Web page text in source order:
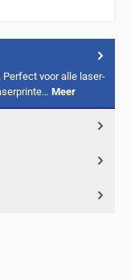
voor alle laser-
Meer